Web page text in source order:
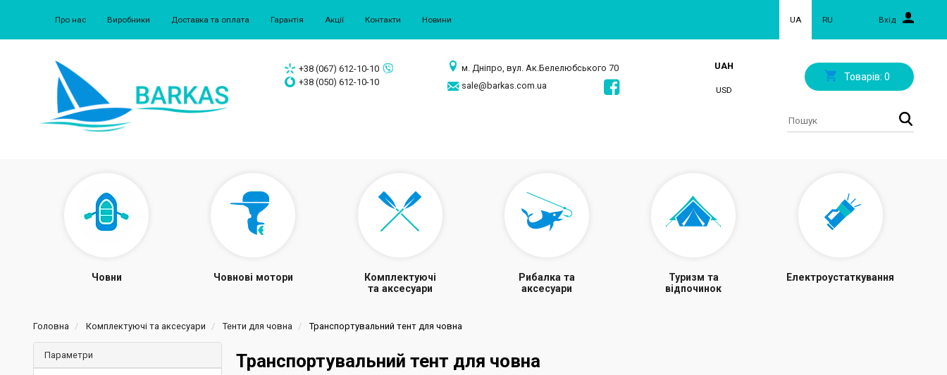
Про нас Виробники Доставка та оплата Гарантія Акції Контакти Новини UA RU Вхід
+38 (067) 612-10-10
+38 (050) 612-10-10
м. Дніпро, вул. Ак.Белелюбського 70
sale@barkas.com.ua
UAH
USD
Товарів: 0
Човни Човнові мотори
Комплектуючі
та аксесуари
Рибалка та
аксесуари
Туризм та
відпочинок
Електроустаткування
Головна Комплектуючі та аксесуари Тенти для човна Транспортувальний тент для човна
Параметри Транспортувальний тент для човна